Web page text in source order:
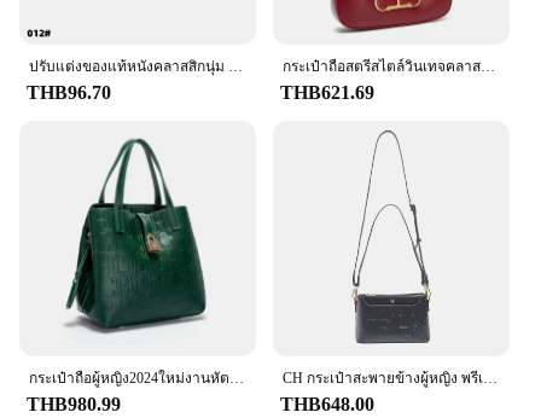
THB96.70
กระเป๋าถือสตรีสไตล์วินเทจคลาสสิกดีไซน์สีล้วนกระเป๋าสะพายไหล่ลำลองเรียบง่ายเข้ากับเสื้อผ้าของผู้หญิง
THB621.69
กระเป๋าถือผู้หญิง2024ใหม่งานหัตถกรรมย้อนยุคแนวแฟชั่นสไตล์คลาสสิกอุปกรณ์เสริมโลหะความจุมากสีทึบ
THB980.99
CH กระเป๋าสะพายข้างผู้หญิง พรีเมี่ยมดีไซน์เรียบง่าย กระเป๋าสะพายสตรี อารมณ์ สไตล์คลาสสิก สีบริสุทธิ์ สไตล์พิมพ์ลายโมโนแกรม
THB648.00